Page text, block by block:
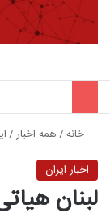
خانه/همه اخبار/
اخبار ایران
لبنان